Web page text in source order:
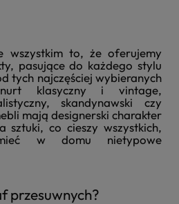
wszystkim to, że oferujemy
pasujące do każdego stylu
tych najczęściej wybieranych
klasyczny i vintage,
skandynawski czy
mają designerski charakter
sztuki, co cieszy wszystkich,
w domu nietypowe
przesuwnych?